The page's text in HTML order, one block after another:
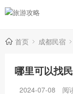
首页 成都民宿
哪里可以找
2024-07-08 阅